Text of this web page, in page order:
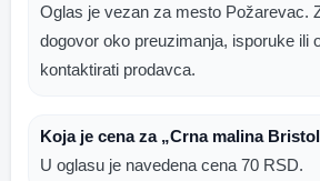
Oglas je vezan za mesto Požarevac.
dogovor oko preuzimanja, isporuke ili
kontaktirati prodavca.
Koja je cena za „Crna malina
U oglasu je navedena cena 70 RSD.